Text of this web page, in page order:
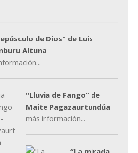
de Dios" de Luis
Altuna
"Lluvia de Fango” de
Maite Pagazaurtundúa
más información...